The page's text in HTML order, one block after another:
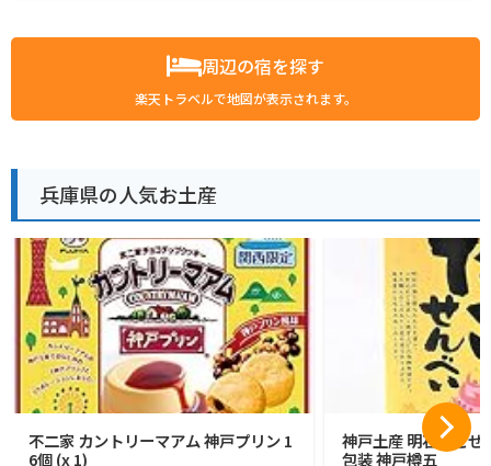
周辺の宿を探す
楽天トラベルで地図が表示されます。
兵庫県の人気お土産
不二家 カントリーマアム 神戸プリン 1
6個 (x 1)
神戸土産 明石たこせ
包装 神戸樽五